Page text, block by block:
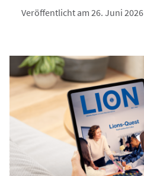
Veröffentlicht am 26. Juni 2026